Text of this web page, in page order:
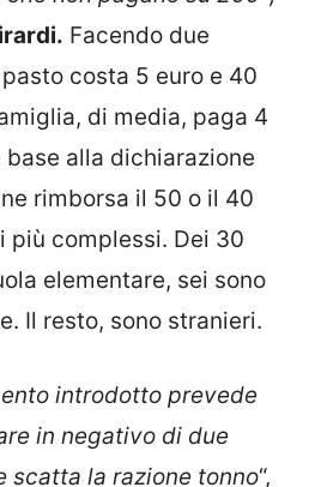
Facendo due
costa 5 euro e 40
di media, paga 4
base alla dichiarazione
rimborsa il 50 o il 40
più complessi. Dei 30
elementare, sei sono
Il resto, sono stranieri.
introdotto prevede
in negativo di due
scatta la razione tonno“,